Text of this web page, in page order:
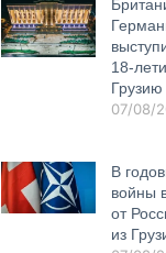
18-
Грузию
07/08/
В
войны
от
из